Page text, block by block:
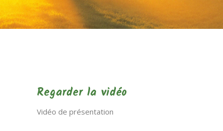
Regarder la vidéo
Vidéo de présentation